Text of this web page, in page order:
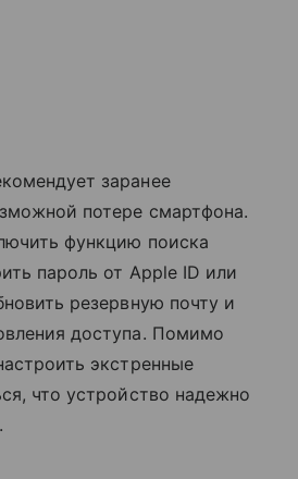
заранее
потере смартфона.
функцию поиска
пароль от Apple ID или
резервную почту и
доступа. Помимо
экстренные
что устройство надежно